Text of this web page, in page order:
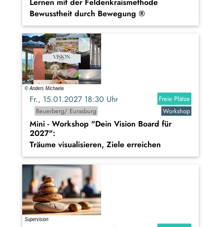
Bewusstheit durch Bewegung ®
Fr., 15.01.2027 18:30 Uhr
Freie Plätze
Beuerberg/ Eurasburg
Workshop
Mini - Workshop "Dein Vision Board für
2027":
Träume visualisieren, Ziele erreichen